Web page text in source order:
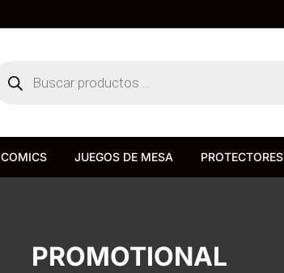
COMICS JUEGOS DE MESA PROTECTORES
PROMOTIONAL